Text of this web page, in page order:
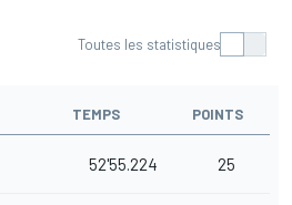
Toutes les statistiques
TEMPS POINTS
52'55.224 25